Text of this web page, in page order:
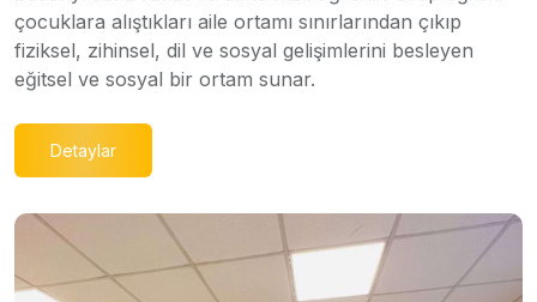
çocuklara alıştıkları aile ortamı sınırlarından çıkıp
fiziksel, zihinsel, dil ve sosyal gelişimlerini besleyen
eğitsel ve sosyal bir ortam sunar.
Detaylar